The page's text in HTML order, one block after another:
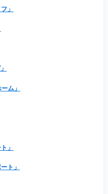
」
ム」
」
ト」